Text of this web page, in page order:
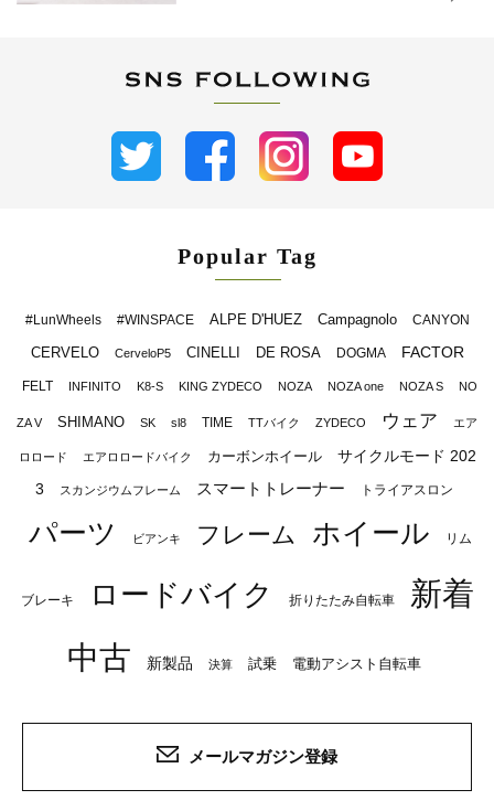
Popular Tag
#LunWheels #WINSPACE ALPE D'HUEZ Campagnolo CANYON
CERVELO CerveloP5 CINELLI DE ROSA DOGMA FACTOR
FELT INFINITO K8-S KING ZYDECO NOZA NOZA one NOZA S NO
ZA V SHIMANO SK sl8 TIME TTバイク ZYDECO ウェア エア
ロロード エアロロードバイク カーボンホイール
サイクルモード 202
3
スカンジウムフレーム スマートトレーナー トライアスロン
パーツ ビアンキ フレーム ホイール リム
ブレーキ ロードバイク 折りたたみ自転車
新着
中古
新製品 決算 試乗 電動アシスト自転車
メールマガジン登録